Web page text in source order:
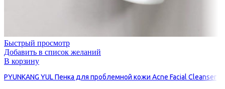
Быстрый просмотр
Добавить в список желаний
В корзину
PYUNKANG YUL Пенка для проблемной кожи Acne Facial Cleanser